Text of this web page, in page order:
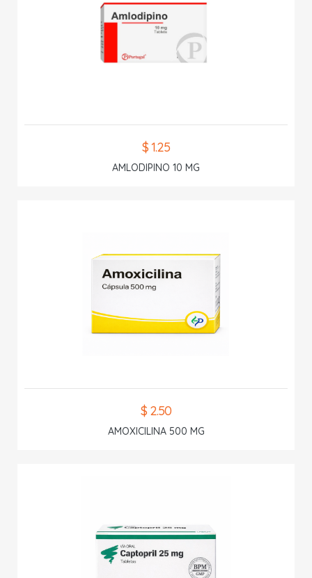
$ 1.25
AMLODIPINO 10 MG
$ 2.50
AMOXICILINA 500 MG